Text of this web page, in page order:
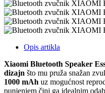
Opis artikla
Xiaomi Bluetooth Speaker
dizajn što mu pruža snažan
1000 mAh uz mogućnost
punjenjem čini ga idealnim